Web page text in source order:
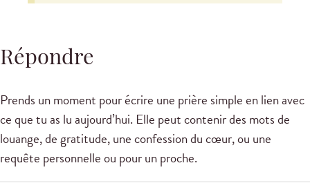
Répondre
Prends un moment pour écrire une prière simple en lien avec
ce que tu as lu aujourd’hui. Elle peut contenir des mots de
louange, de gratitude, une confession du cœur, ou une
requête personnelle ou pour un proche.